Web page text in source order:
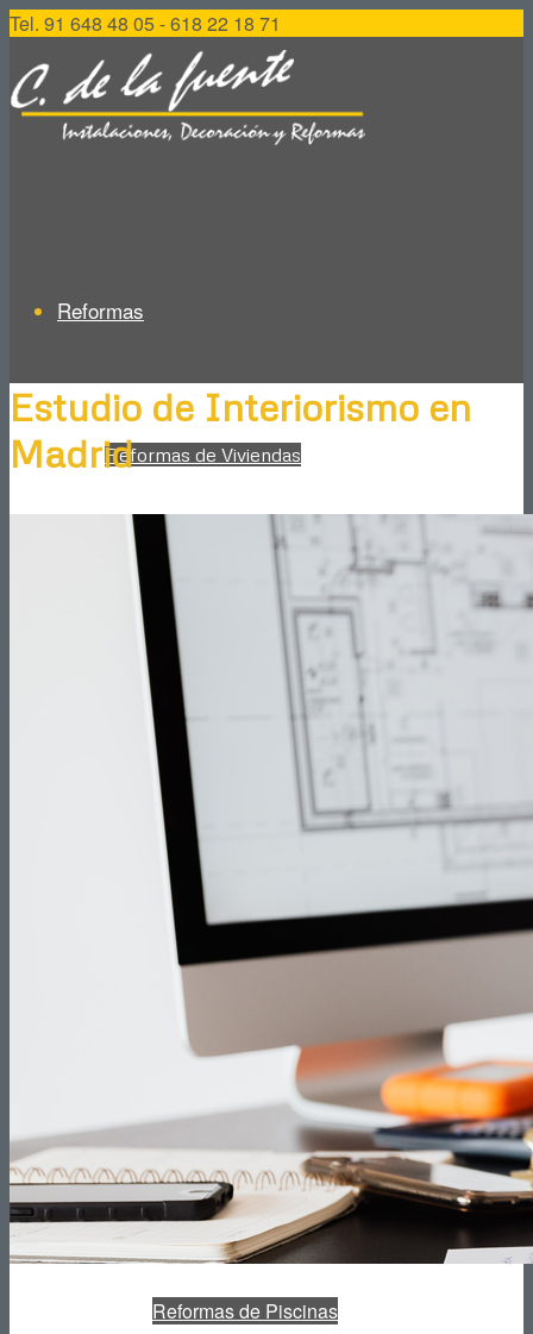
Tel. 91 648 48 05 - 618 22 18 71
Reformas
Reformas de Viviendas
Reformas de Cocinas
Reformas de Baños
Reformas de Terrazas
Reformas de Jardines
Reformas de Patios
Reformas de Piscinas
Estudio de Interiorismo en
Madrid